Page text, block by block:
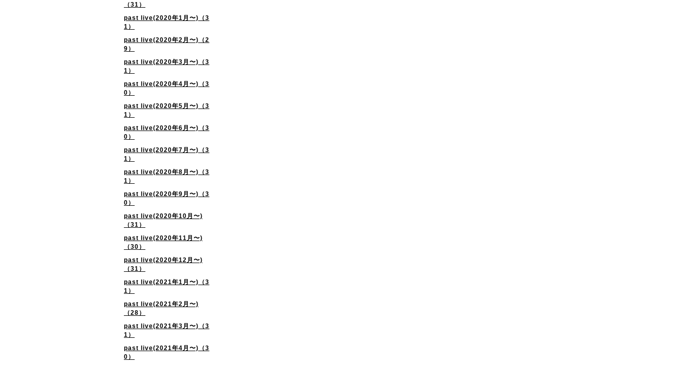
（31）
past live(2020年1月〜)（3
1）
past live(2020年2月〜)（2
9）
past live(2020年3月〜)（3
1）
past live(2020年4月〜)（3
0）
past live(2020年5月〜)（3
1）
past live(2020年6月〜)（3
0）
past live(2020年7月〜)（3
1）
past live(2020年8月〜)（3
1）
past live(2020年9月〜)（3
0）
past live(2020年10月〜)
（31）
past live(2020年11月〜)
（30）
past live(2020年12月〜)
（31）
past live(2021年1月〜)（3
1）
past live(2021年2月〜)
（28）
past live(2021年3月〜)（3
1）
past live(2021年4月〜)（3
0）